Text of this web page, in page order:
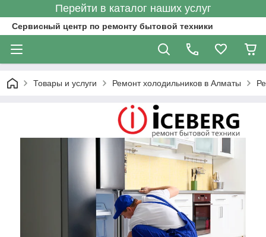
Перейти в каталог наших услуг
Сервисный центр по ремонту бытовой техники
Товары и услуги Ремонт холодильников в Алматы